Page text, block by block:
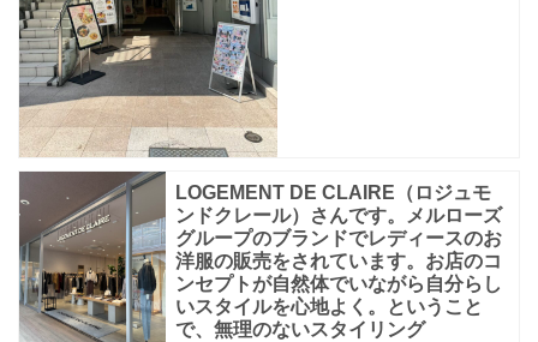
LOGEMENT DE CLAIRE（ロジュモ
ンドクレール）さんです。メルローズ
グループのブランドでレディースのお
洋服の販売をされています。お店のコ
ンセプトが自然体でいながら自分らし
いスタイルを心地よく。ということ
で、無理のないスタイリング